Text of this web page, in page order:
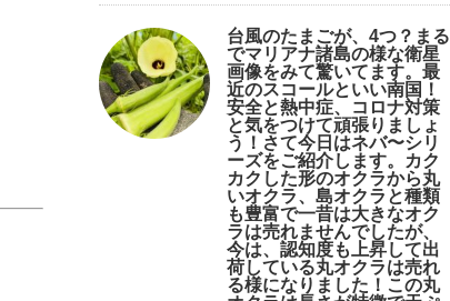
台風のたまごが、4つ？まる
でマリアナ諸島の様な衛星
画像をみて驚いてます。最
近のスコールといい南国！
安全と熱中症、コロナ対策
と気をつけて頑張りましょ
う！さて今日はネバ〜シリ
ーズをご紹介します。カク
カクした形のオクラから丸
いオクラ、島オクラと種類
も豊富で一昔は大きなオク
ラは売れませんでしたが、
今は、認知度も上昇して出
荷している丸オクラは売れ
る様になりました！この丸